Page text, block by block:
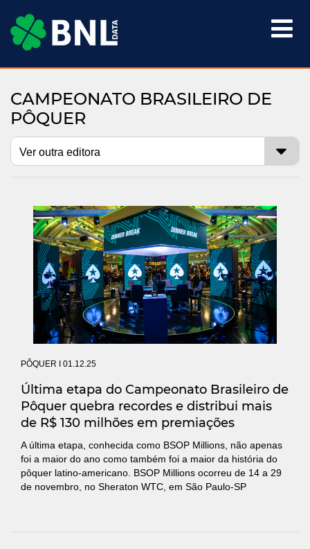

CAMPEONATO BRASILEIRO DE
PÔQUER
PÔQUER I 01.12.25
Última etapa do Campeonato Brasileiro de
Pôquer quebra recordes e distribui mais
de R$ 130 milhões em premiações
A última etapa, conhecida como BSOP Millions, não apenas
foi a maior do ano como também foi a maior da história do
pôquer latino-americano. BSOP Millions ocorreu de 14 a 29
de novembro, no Sheraton WTC, em São Paulo-SP